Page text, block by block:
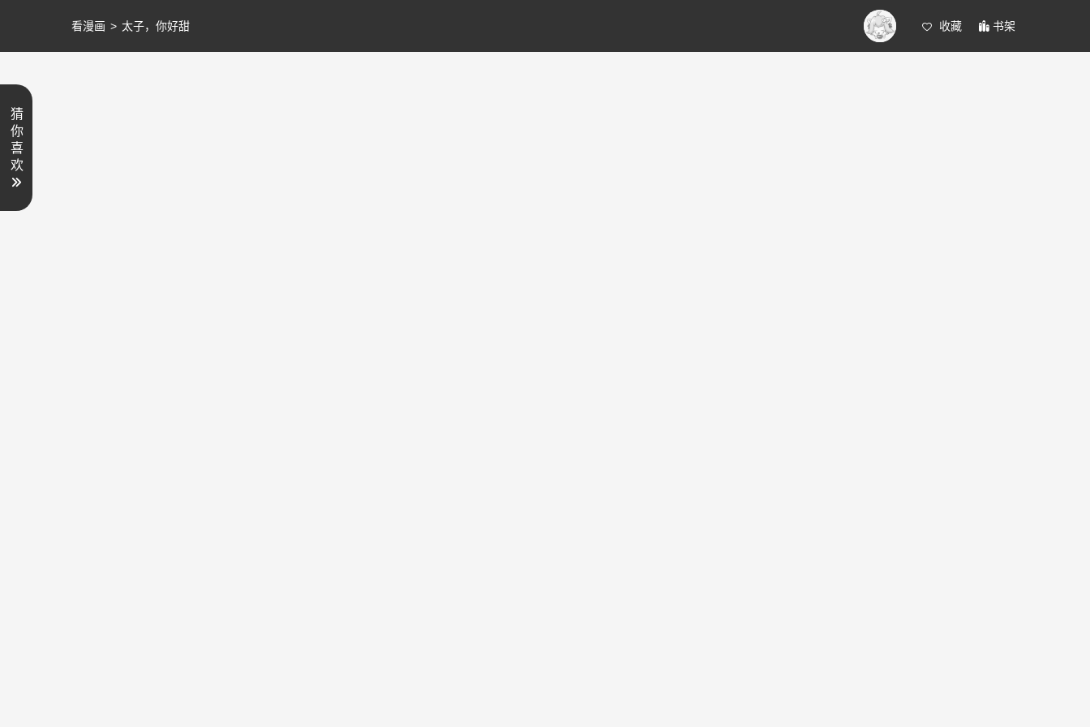
收藏 书架
看漫画 > 太子，你好甜
猜
你
喜
欢